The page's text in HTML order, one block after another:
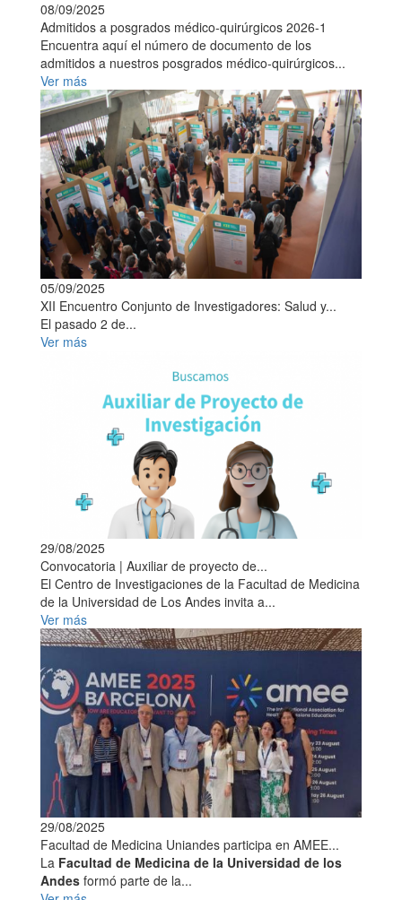
08/09/2025
Admitidos a posgrados médico-quirúrgicos 2026-1
Encuentra aquí el número de documento de los
admitidos a nuestros posgrados médico-quirúrgicos...
Ver más
05/09/2025
XII Encuentro Conjunto de Investigadores: Salud y...
El pasado 2 de...
Ver más
29/08/2025
Convocatoria | Auxiliar de proyecto de...
El Centro de Investigaciones de la Facultad de Medicina
de la Universidad de Los Andes invita a...
Ver más
29/08/2025
Facultad de Medicina Uniandes participa en AMEE...
La Facultad de Medicina de la Universidad de los
Andes formó parte de la...